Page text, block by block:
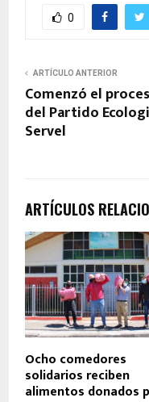
0
ARTÍCULO ANTERIOR
Comenzó el
del Partido
Servel
ARTÍCULOS
Ocho comedores
solidarios reciben
alimentos donados